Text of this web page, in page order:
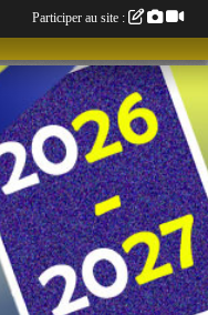
Participer au site :